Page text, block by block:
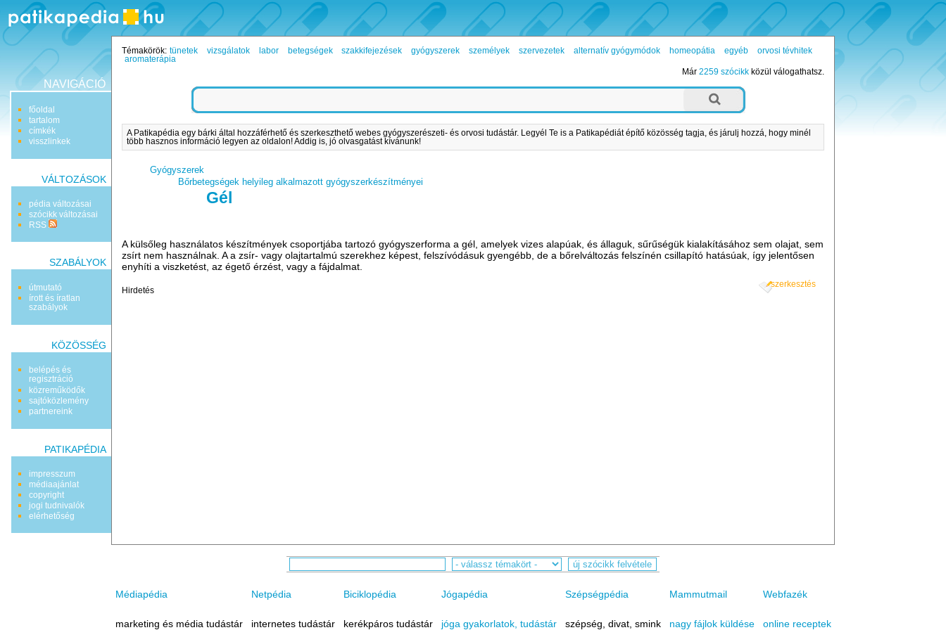
NAVIGÁCIÓ
főoldal
tartalom
címkék
visszlinkek
VÁLTOZÁSOK
pédia változásai
szócikk változásai
RSS
SZABÁLYOK
útmutató
írott és íratlan
szabályok
KÖZÖSSÉG
belépés és
regisztráció
közreműködők
sajtóközlemény
partnereink
PATIKAPÉDIA
impresszum
médiaajánlat
copyright
jogi tudnivalók
elérhetőség
Témakörök: tünetek vizsgálatok labor betegségek szakkifejezések gyógyszerek személyek szervezetek alternatív gyógymódok homeopátia egyéb
orvosi tévhitek
aromaterápia
Már 2259 szócikkközül válogathatsz.
A Patikapédia egy bárki által hozzáférhető és szerkeszthető webes gyógyszerészeti- és orvosi tudástár. Legyél Te is a Patikapédiát építő közösség tagja, és járulj hozzá, hogy minél
több hasznos információ legyen az oldalon! Addig is, jó olvasgatást kívánunk!
Gyógyszerek
Bőrbetegségek helyileg alkalmazott gyógyszerkészítményei
Gél
A külsőleg használatos készítmények csoportjába tartozó gyógyszerforma a gél, amelyek vizes alapúak, és állaguk, sűrűségük kialakításához sem olajat, sem
zsírt nem használnak. A a zsír- vagy olajtartalmú szerekhez képest, felszívódásuk gyengébb, de a bőrelváltozás felszínén csillapító hatásúak, így jelentősen
enyhíti a viszketést, az égető érzést, vagy a fájdalmat.
szerkesztés
Hirdetés
Médiapédia Netpédia Biciklopédia Jógapédia Szépségpédia Mammutmail Webfazék
marketing és média tudástár internetes tudástár kerékpáros tudástár jóga gyakorlatok, tudástár szépség, divat, smink nagy fájlok küldése online receptek